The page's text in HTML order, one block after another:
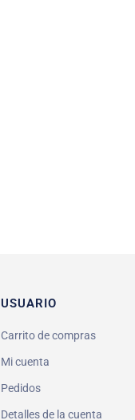
USUARIO
Carrito de compras
Mi cuenta
Pedidos
Detalles de la cuenta